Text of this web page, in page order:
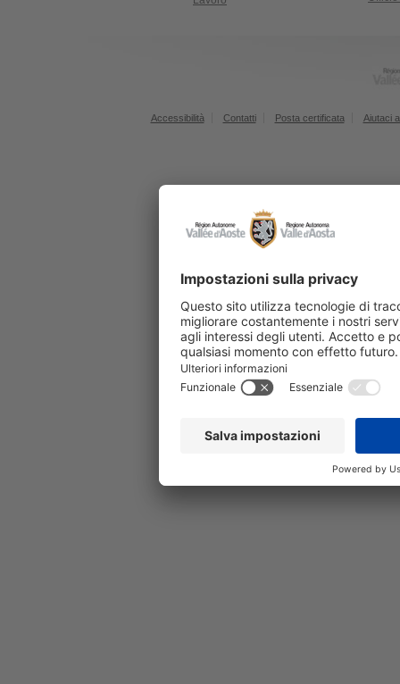
Accessibilità Contatti Posta certificata Aiutaci